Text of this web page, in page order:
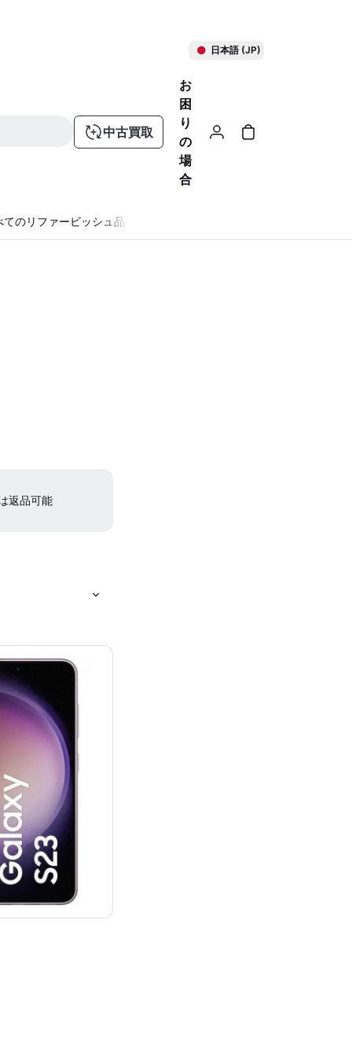
日本語 (JP)
中古買取
お
困
り
の
場
合
てのリファービッシュ品
返品可能